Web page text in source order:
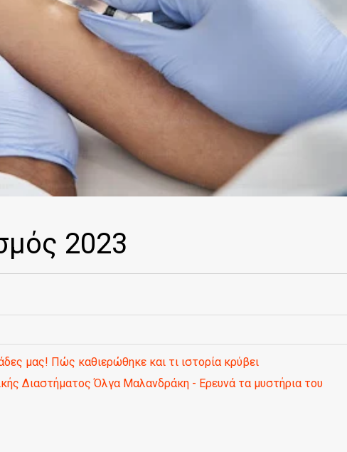
2023
μας! Πώς καθιερώθηκε και τι ιστορία κρύβει
Διαστήματος Όλγα Μαλανδράκη - Ερευνά τα μυστήρια του